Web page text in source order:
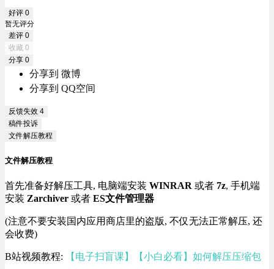
好评 0
暂无评分
差评 0
收藏 0
分享 0
分享到 微博
分享到 QQ空间
反馈失效 4
稿件投诉
文件解压教程
文件解压教程
首先准备好解压工具, 电脑端安装 WINRAR 或者 7z, 手机端
安装 Zarchiver 或者 ES文件管理器
(注意不要安装国内应用商店里的盗版, 不仅无法正常解压, 还
会收费)
B站视频教程: 【电子扫盲课】【小白必看】如何解压压缩包